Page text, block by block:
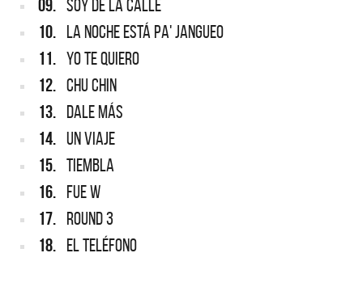
09. SOY DE LA CALLE
10. LA NOCHE ESTÁ PA' JANGUEO
11. YO TE QUIERO
12. CHU CHIN
13. DALE MÁS
14. UN VIAJE
15. TIEMBLA
16. FUE W
17. ROUND 3
18. EL TELÉFONO